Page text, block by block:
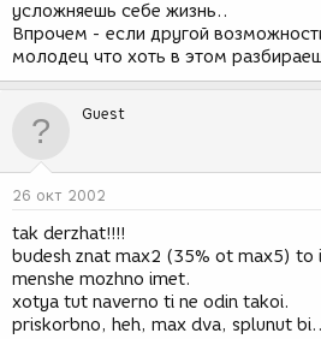
усложняешь себе жизнь..
Впрочем - если другой
молодец что хоть в этом
Guest
26 окт 2002
tak derzhat!!!!
budesh znat max2 (35% ot max5) to
menshe mozhno imet.
xotya tut naverno ti ne odin takoi.
priskorbno, heh, max dva, splunut